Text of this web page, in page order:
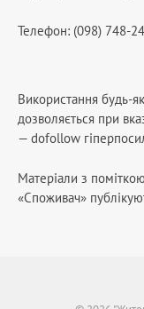
Телефон: (098) 748-
Використання будь-
дозволяється при
— dofollow
Матеріали з
«Споживач»